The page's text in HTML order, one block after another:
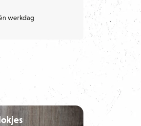
werkdag